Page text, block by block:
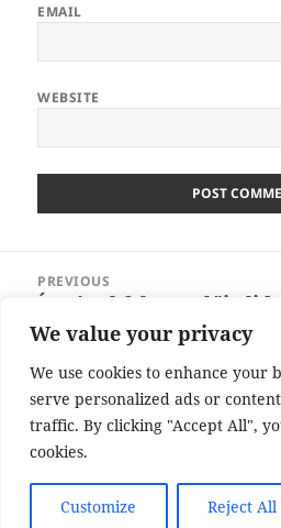
We value your privacy
We use cookies to enhance your
serve personalized ads or
traffic. By clicking "Accept All",
cookies.
Customize Reject All
EMAIL
WEBSITE
navigation
PREVIOUS
Previous
post:
Így épül fel a szülői
felismerése után a
útmutató felnőtt
NEXT
Next
post:
Hogyan kezeld a szülői
Túlélési útmutató